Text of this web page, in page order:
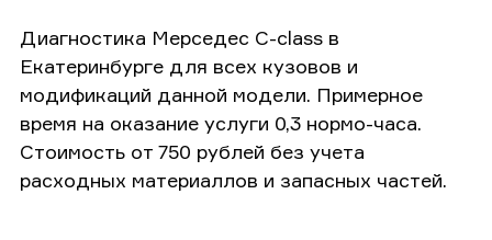
Диагностика Мерседес C-class в
Екатеринбурге для всех кузовов и
модификаций данной модели. Примерное
время на оказание услуги 0,3 нормо-часа.
Стоимость от 750 рублей без учета
расходных материаллов и запасных частей.